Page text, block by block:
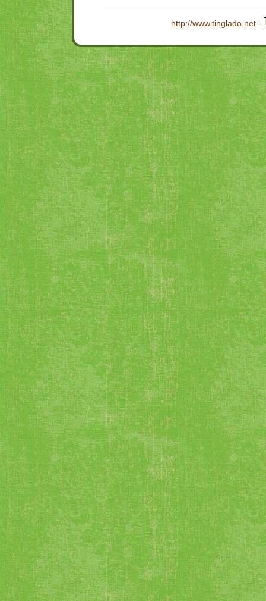
http://www.tinglado.net -